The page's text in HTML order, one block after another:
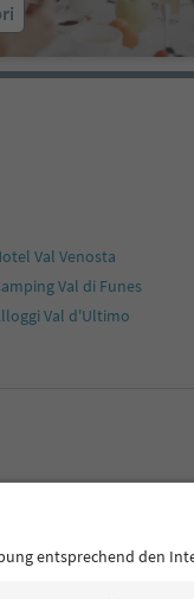
Val Venosta
Val di Funes
Val d'Ultimo